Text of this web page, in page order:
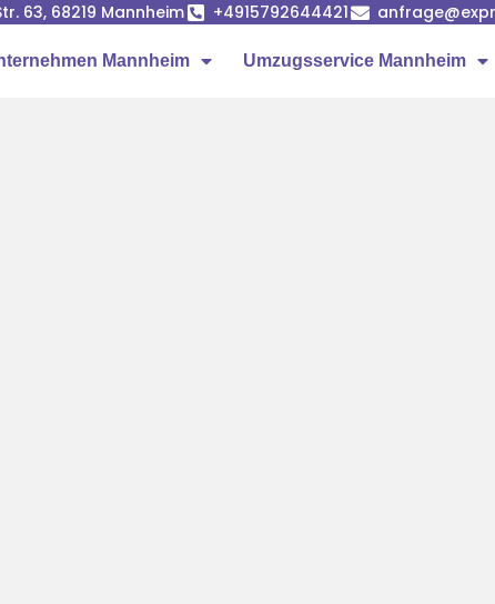
63, 68219 Mannheim +4915792644421
Mannheim Umzugsservice Mannheim